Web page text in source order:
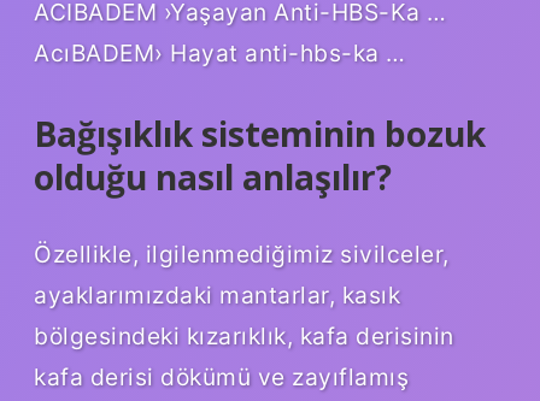
ACIBADEM ›Yaşayan Anti-HBS-Ka …
AcıBADEM› Hayat anti-hbs-ka …
Bağışıklık sisteminin bozuk
olduğu nasıl anlaşılır?
Özellikle, ilgilenmediğimiz sivilceler,
ayaklarımızdaki mantarlar, kasık
bölgesindeki kızarıklık, kafa derisinin
kafa derisi dökümü ve zayıflamış